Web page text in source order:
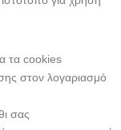
τα cookies
στον λογαριασμό
σας